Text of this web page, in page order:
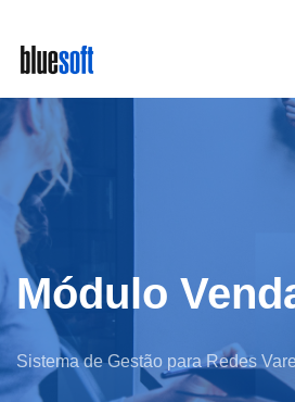
main
content
Módulo
Sistema de Gestão para Redes